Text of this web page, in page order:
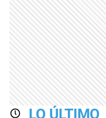
LO ÚLTIMO